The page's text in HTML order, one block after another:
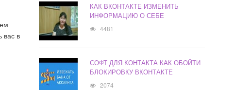
вас в
КАК ВКОНТАКТЕ ИЗМЕНИТЬ
ИНФОРМАЦИЮ О СЕБЕ
4481
СОФТ ДЛЯ КОНТАКТА КАК ОБОЙТИ
БЛОКИРОВКУ ВКОНТАКТЕ
2074